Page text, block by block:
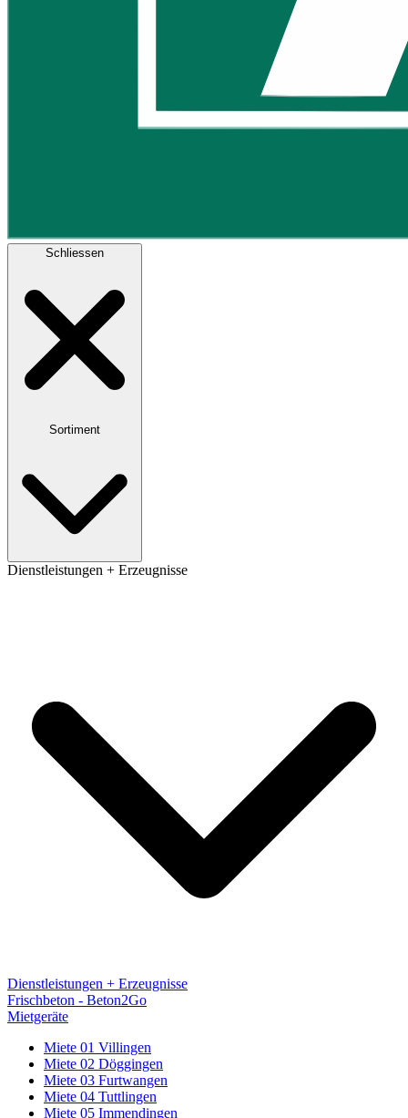
Schliessen
Sortiment
Dienstleistungen + Erzeugnisse
Dienstleistungen + Erzeugnisse
Frischbeton - Beton2Go
Mietgeräte
Miete 01 Villingen
Miete 02 Döggingen
Miete 03 Furtwangen
Miete 04 Tuttlingen
Miete 05 Immendingen